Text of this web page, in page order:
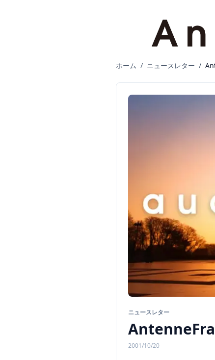
ホーム / ニュースレター /
ニュースレター
2001/10/20